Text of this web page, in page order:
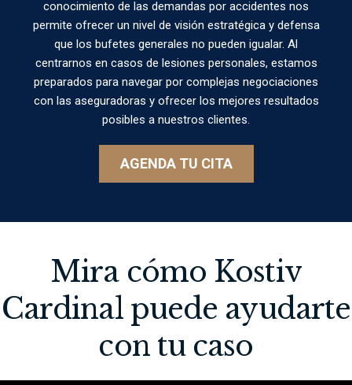
conocimiento de las demandas por accidentes nos
permite ofrecer un nivel de visión estratégica y defensa
que los bufetes generales no pueden igualar. Al
centrarnos en casos de lesiones personales, estamos
preparados para navegar por complejas negociaciones
con las aseguradoras y ofrecer los mejores resultados
posibles a nuestros clientes.
AGENDA TU CITA
Mira cómo Kostiv
Cardinal puede ayudarte
con tu caso